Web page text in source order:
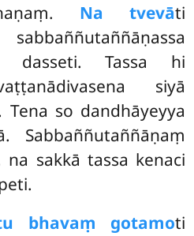
Na tvevāti
dasseti. Tassa hi
siyā
Tena so dandhāyeyya
Sabbaññutaññāṇaṃ
sakkā tassa kenaci
bhavaṃ gotamoti